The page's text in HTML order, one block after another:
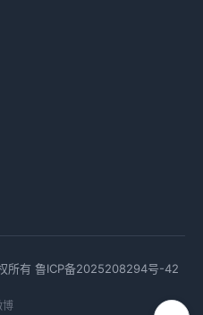
所有 鲁ICP备2025208294号-42
博